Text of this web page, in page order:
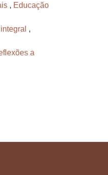
, Educação
,
a